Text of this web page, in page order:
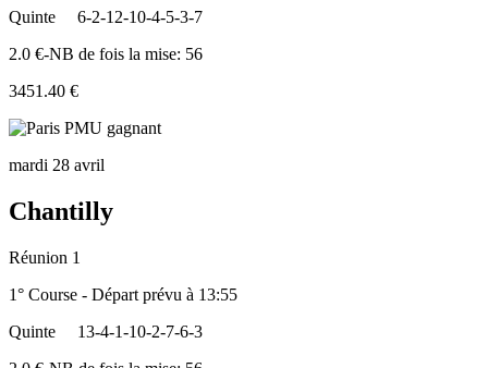
Quinte
6-2-12-10-4-5-3-7
2.0 €-NB de fois la mise: 56
3451.40 €
mardi 28 avril
Chantilly
Réunion 1
1° Course - Départ prévu à 13:55
Quinte
13-4-1-10-2-7-6-3